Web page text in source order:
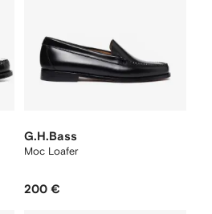
G.H.Bass
Moc Loafer
200 €